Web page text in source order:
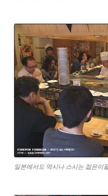
일본에서도 역시나 스시는 젊은이